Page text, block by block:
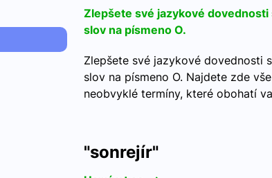
Zlepšete své jazykové
slov na písmeno O.
Zlepšete své jazykové dovednosti
slov na písmeno O. Najdete zde
neobvyklé termíny, které obohatí
"sonrejír"